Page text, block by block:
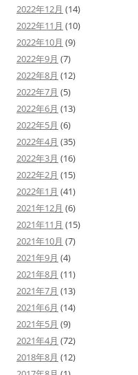
2022年12月 (14)
2022年11月 (10)
2022年10月 (9)
2022年9月 (7)
2022年8月 (12)
2022年7月 (5)
2022年6月 (13)
2022年5月 (6)
2022年4月 (35)
2022年3月 (16)
2022年2月 (15)
2022年1月 (41)
2021年12月 (6)
2021年11月 (15)
2021年10月 (7)
2021年9月 (4)
2021年8月 (11)
2021年7月 (13)
2021年6月 (14)
2021年5月 (9)
2021年4月 (72)
2018年8月 (12)